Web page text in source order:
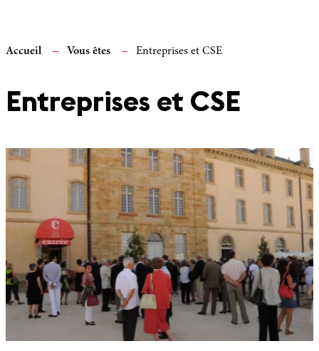
Accueil Vous êtes Entreprises et CSE
Entreprises et CSE